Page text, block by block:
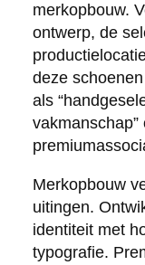
merkopbouw.
ontwerp, de
deze
als
vakmanschap”
Merkopbouw
uitingen.
identiteit met
typografie.